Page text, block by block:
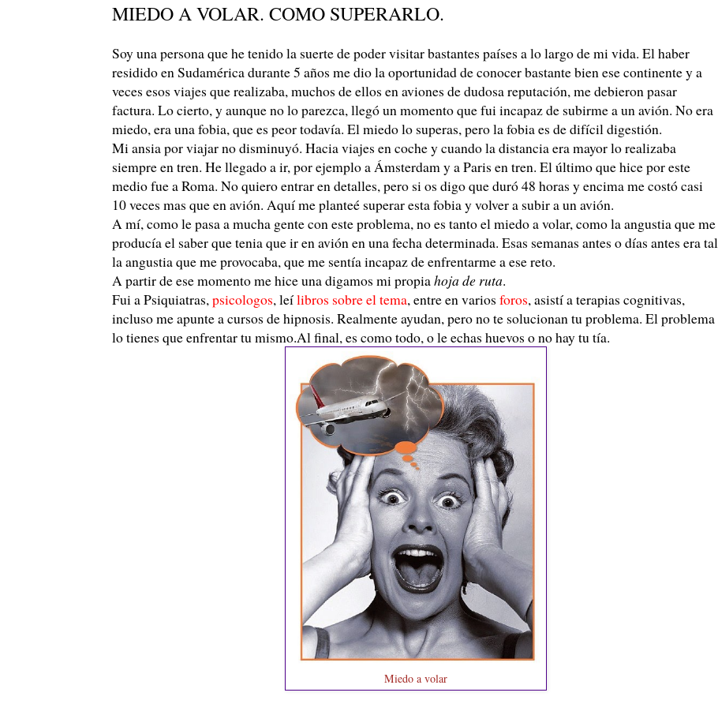
MIEDO A VOLAR. COMO SUPERARLO.
Soy una persona que he tenido la suerte de poder visitar bastantes países a lo largo de mi vida. El haber
residido en Sudamérica durante 5 años me dio la oportunidad de conocer bastante bien ese continente y a
veces esos viajes que realizaba, muchos de ellos en aviones de dudosa reputación, me debieron pasar
factura. Lo cierto, y aunque no lo parezca, llegó un momento que fui incapaz de subirme a un avión. No era
miedo, era una fobia, que es peor todavía. El miedo lo superas, pero la fobia es de difícil digestión.
Mi ansia por viajar no disminuyó. Hacia viajes en coche y cuando la distancia era mayor lo realizaba
siempre en tren. He llegado a ir, por ejemplo a Ámsterdam y a Paris en tren. El último que hice por este
medio fue a Roma. No quiero entrar en detalles, pero si os digo que duró 48 horas y encima me costó casi
10 veces mas que en avión. Aquí me planteé superar esta fobia y volver a subir a un avión.
A mí, como le pasa a mucha gente con este problema, no es tanto el miedo a volar, como la angustia que me
producía el saber que tenia que ir en avión en una fecha determinada. Esas semanas antes o días antes era tal
la angustia que me provocaba, que me sentía incapaz de enfrentarme a ese reto.
A partir de ese momento me hice una digamos mi propiahoja de ruta.
Fui a Psiquiatras, psicologos, leílibros sobre el tema, entre en varios foros, asistí a terapias cognitivas,
incluso me apunte a cursos de hipnosis. Realmente ayudan, pero no te solucionan tu problema. El problema
lo tienes que enfrentar tu mismo.Al final, es como todo, o le echas huevos o no hay tu tía.
Miedo a volar